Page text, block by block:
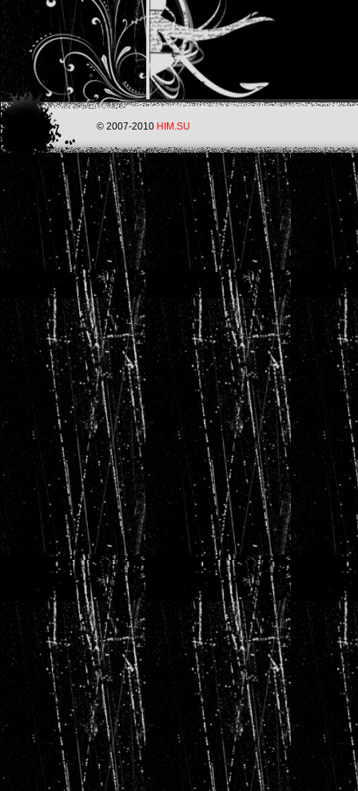
© 2007-2010 HIM.SU